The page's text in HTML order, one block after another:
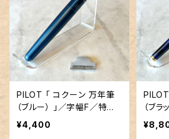
PILOT 「 コクーン 万年筆
（ブルー） 」／字幅F／特殊
合金ペン先
¥4,400
（ブラ
F／特